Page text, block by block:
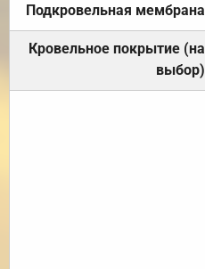
Подкровельная мембрана
Кровельное покрытие (на
выбор)